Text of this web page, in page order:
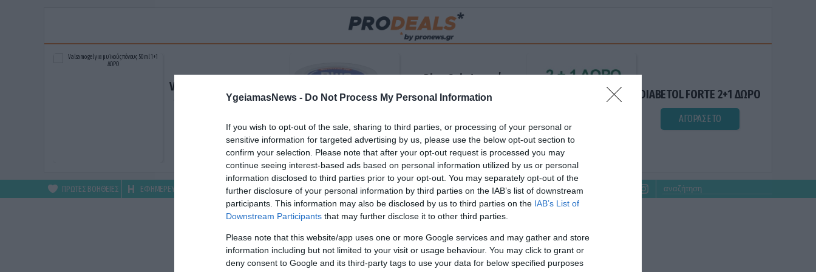
YgeiamasNews - Do Not Process My Personal Information
If you wish to opt-out of the sale, sharing to third parties, or processing of your personal or
sensitive information for targeted advertising by us, please use the below opt-out section to
confirm your selection. Please note that after your opt-out request is processed you may
continue seeing interest-based ads based on personal information utilized by us or personal
information disclosed to third parties prior to your opt-out. You may separately opt-out of the
further disclosure of your personal information by third parties on the IAB’s list of downstream
participants. This information may also be disclosed by us to third parties on the IAB’s List of
Downstream Participants that may further disclose it to other third parties.
Please note that this website/app uses one or more Google services and may gather and store
information including but not limited to your visit or usage behaviour. You may click to grant or
deny consent to Google and its third-party tags to use your data for below specified purposes
Valsamo gel για μυϊκούς
πόνους 50ml 1+1 ΔΩΡΟ
ΑΓΟΡΑΣΕ ΤΟ
Blue Gel: Φυσική
ανακούφιση & χαλάρωση
ΑΓΟΡΑΣΕ ΤΟ
DIABETOL FORTE 2+1 ΔΩΡΟ
ΑΓΟΡΑΣΕ ΤΟ
ΠΡΩΤΕΣ ΒΟΗΘΕΙΕΣ ΕΦΗΜΕΡΕΥΟΝΤΑ ΦΑΡΜΑΚΕΙΑ